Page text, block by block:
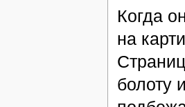
Когда
на
болоту